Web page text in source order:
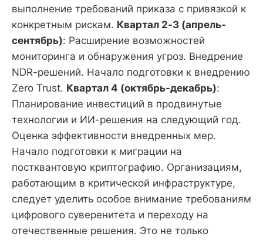
выполнение требований приказа с привязкой к
конкретным рискам. Квартал 2-3 (апрель-
сентябрь): Расширение возможностей
мониторинга и обнаружения угроз. Внедрение
NDR-решений. Начало подготовки к внедрению
Zero Trust. Квартал 4 (октябрь-декабрь):
Планирование инвестиций в продвинутые
технологии и ИИ-решения на следующий год.
Оценка эффективности внедренных мер.
Начало подготовки к миграции на
постквантовую криптографию. Организациям,
работающим в критической инфраструктуре,
следует уделить особое внимание требованиям
цифрового суверенитета и переходу на
отечественные решения. Это не только